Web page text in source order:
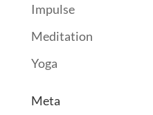
Impulse
Meditation
Yoga
Meta